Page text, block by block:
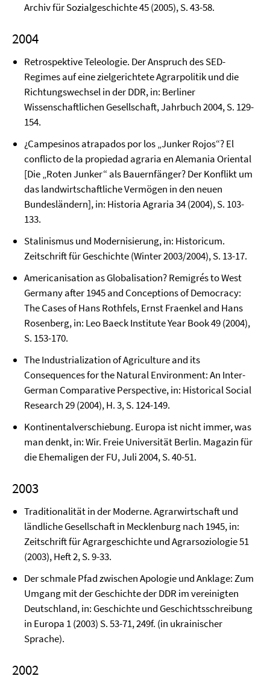
Ar­chiv für Sozial­geschichte 45 (2005), S. 43-58.
2004
Retrospektive Teleologie. Der Anspruch des SED-
Regimes auf eine zielgerichtete Agrar­politik und die
Richtungswechsel in der DDR, in: Berliner
Wissenschaftlichen Gesellschaft, Jahrbuch 2004, S. 129-
154.
¿Campesinos atrapados por los „Junker Rojos“? El
conflicto de la propiedad agraria en Alemania Oriental
[Die „Roten Junker“ als Bauernfänger? Der Konflikt um
das landwirt­schaftliche Vermögen in den neuen
Bundesländern], in: Historia Agraria 34 (2004), S. 103-
133.
Stalinismus und Modernisierung, in: Historicum.
Zeitschrift für Geschichte (Winter 2003/2004), S. 13-17.
Americanisation as Globalisation? Remigrés to West
Germany after 1945 and Concep­tions of Democracy:
The Cases of Hans Rothfels, Ernst Fraenkel and Hans
Rosenberg, in: Leo Baeck Institute Year Book 49 (2004),
S. 153-170.
The Industrialization of Agriculture and its
Consequences for the Natural Environ­ment: An Inter-
German Comparative Perspective, in: Historical Social
Research 29 (2004), H. 3, S. 124-149.
Kontinentalverschiebung. Europa ist nicht immer, was
man denkt, in: Wir. Freie Univer­sität Berlin. Magazin für
die Ehemaligen der FU, Juli 2004, S. 40-51.
2003
Traditionalität in der Moderne. Agrarwirtschaft und
ländliche Gesellschaft in Mecklen­burg nach 1945, in:
Zeitschrift für Agrargeschichte und Agrarsoziologie 51
(2003), Heft 2, S. 9-33.
Der schmale Pfad zwischen Apologie und Anklage: Zum
Umgang mit der Geschichte der DDR im vereinigten
Deutschland, in: Geschichte und Geschichtsschreibung
in Eu­ropa 1 (2003) S. 53-71, 249f. (in ukrainischer
Sprache).
2002